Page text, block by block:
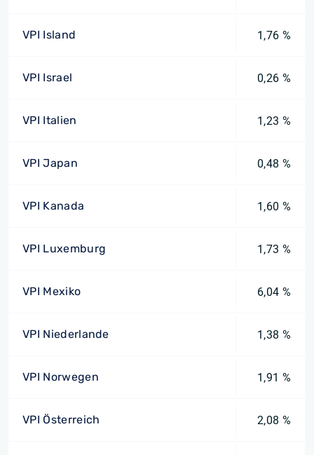
VPI Island 1,76 %
VPI Israel 0,26 %
VPI Italien 1,23 %
VPI Japan 0,48 %
VPI Kanada 1,60 %
VPI Luxemburg 1,73 %
VPI Mexiko 6,04 %
VPI Niederlande 1,38 %
VPI Norwegen 1,91 %
VPI Österreich 2,08 %